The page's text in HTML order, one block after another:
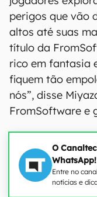
perigos que vão
altos até suas
título da
rico em fantasia
fiquem tão
nós”, disse
FromSoftware e
O
WhatsApp!
Entre no
notícias e